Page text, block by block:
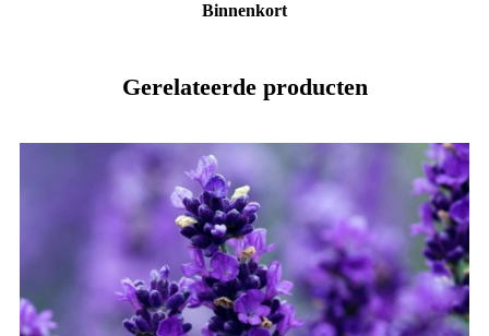
Binnenkort
Gerelateerde producten